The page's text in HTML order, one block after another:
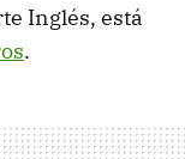
Inglés, está
.